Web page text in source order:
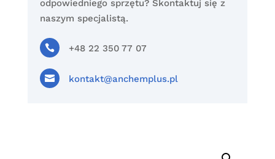
odpowiedniego sprzętu? Skontaktuj się z
naszym specjalistą.
 +48 22 350 77 07
 kontakt@anchemplus.pl